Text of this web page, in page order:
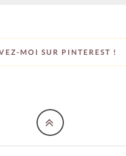
MOI SUR PINTEREST !